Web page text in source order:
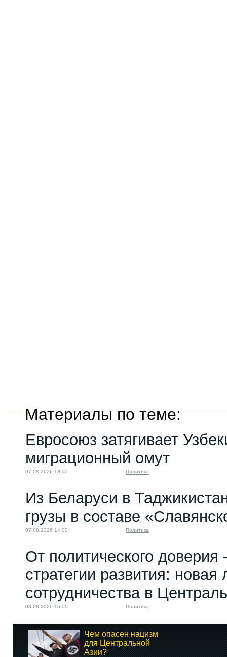
Материалы по теме:
Евросоюз затягивает
миграционный омут
07.08.2026 18:00 Политика
Из Беларуси в
грузы в составе
07.08.2026 14:00 Политика
От политического
стратегии развития: новая
сотрудничества в
03.08.2026 16:00 Политика
Чем опасен нацизм
для Центральной
Азии?